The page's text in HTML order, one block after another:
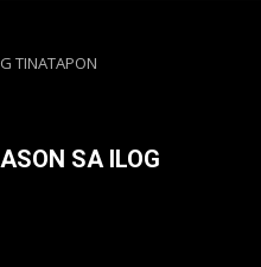
TINATAPON
SA ILOG